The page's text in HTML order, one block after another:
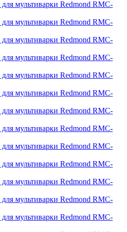
для мультиварки Redmond RMC-
для мультиварки Redmond RMC-
для мультиварки Redmond RMC-
для мультиварки Redmond RMC-
для мультиварки Redmond RMC-
для мультиварки Redmond RMC-
для мультиварки Redmond RMC-
для мультиварки Redmond RMC-
для мультиварки Redmond RMC-
для мультиварки Redmond RMC-
для мультиварки Redmond RMC-
для мультиварки Redmond RMC-
для мультиварки Redmond RMC-